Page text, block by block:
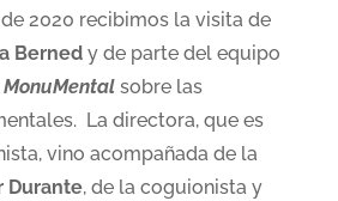
2020 recibimos la visita de
Bernedy de parte del equipo
MonuMentalsobre las
La directora, que es
vino acompañada de la
Durante, de la coguionista y